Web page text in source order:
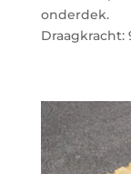
onderdek.
Draagkracht: